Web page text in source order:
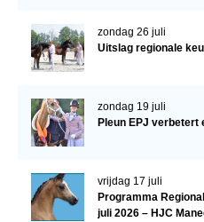
Fokprogramma's en
NRPS-Boegbeeld
Cornage
Röntgenonderzoek
zondag 26 juli
Uitslag regionale
zondag 19 juli
Pleun EPJ verbetert
vrijdag 17 juli
Programma
juli 2026 – HJC